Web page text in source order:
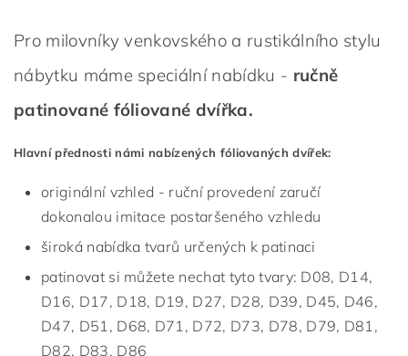
Pro milovníky venkovského a rustikálního stylu
nábytku máme speciální nabídku - ručně
patinované fóliované dvířka.
Hlavní přednosti námi nabízených fóliovaných dvířek:
originální vzhled - ruční provedení zaručí
dokonalou imitace postaršeného vzhledu
široká nabídka tvarů určených k patinaci
patinovat si můžete nechat tyto tvary: D08, D14,
D16, D17, D18, D19, D27, D28, D39, D45, D46,
D47, D51, D68, D71, D72, D73, D78, D79, D81,
D82, D83, D86